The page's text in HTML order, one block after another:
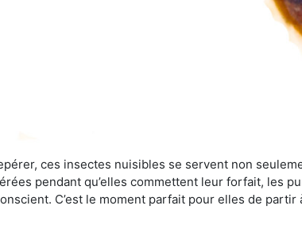
ces insectes nuisibles se servent non
pendant qu’elles commettent leur forfait, les
C’est le moment parfait pour elles de